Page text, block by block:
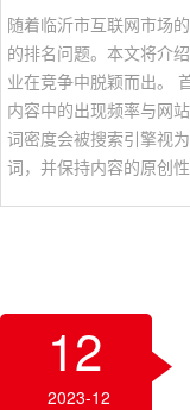
随着临沂市互联网市场
的排名问题。本文将介
业在竞争中脱颖而出。
内容中的出现频率与网
词密度会被搜索引擎视
词，并保持内容的原创
12
2023-12